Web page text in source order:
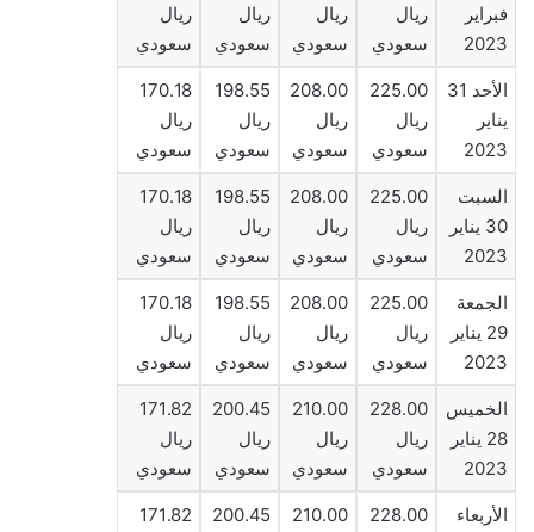
فبراير
2023
ريال
سعودي
ريال
سعودي
ريال
سعودي
ريال
سعودي
الأحد 31
يناير
2023
225.00
ريال
سعودي
208.00
ريال
سعودي
198.55
ريال
سعودي
170.18
ريال
سعودي
السبت
30 يناير
2023
225.00
ريال
سعودي
208.00
ريال
سعودي
198.55
ريال
سعودي
170.18
ريال
سعودي
الجمعة
29 يناير
2023
225.00
ريال
سعودي
208.00
ريال
سعودي
198.55
ريال
سعودي
170.18
ريال
سعودي
الخميس
28 يناير
2023
228.00
ريال
سعودي
210.00
ريال
سعودي
200.45
ريال
سعودي
171.82
ريال
سعودي
الأربعاء
228.00
210.00
200.45
171.82